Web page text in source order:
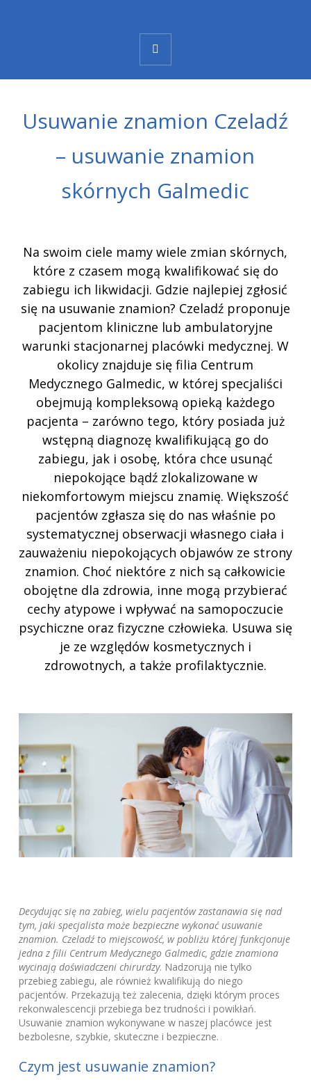
Usuwanie znamion Czeladź
– usuwanie znamion
skórnych Galmedic
Na swoim ciele mamy wiele zmian skórnych,
które z czasem mogą kwalifikować się do
zabiegu ich likwidacji. Gdzie najlepiej zgłosić
się na usuwanie znamion? Czeladź proponuje
pacjentom kliniczne lub ambulatoryjne
warunki stacjonarnej placówki medycznej. W
okolicy znajduje się filia Centrum
Medycznego Galmedic, w której specjaliści
obejmują kompleksową opieką każdego
pacjenta – zarówno tego, który posiada już
wstępną diagnozę kwalifikującą go do
zabiegu, jak i osobę, która chce usunąć
niepokojące bądź zlokalizowane w
niekomfortowym miejscu znamię. Większość
pacjentów zgłasza się do nas właśnie po
systematycznej obserwacji własnego ciała i
zauważeniu niepokojących objawów ze strony
znamion. Choć niektóre z nich są całkowicie
obojętne dla zdrowia, inne mogą przybierać
cechy atypowe i wpływać na samopoczucie
psychiczne oraz fizyczne człowieka. Usuwa się
je ze względów kosmetycznych i
zdrowotnych, a także profilaktycznie.
Decydując się na zabieg, wielu pacjentów zastanawia się nad
tym, jaki specjalista może bezpieczne wykonać usuwanie
znamion. Czeladź to miejscowość, w pobliżu której funkcjonuje
jedna z filii Centrum Medycznego Galmedic, gdzie znamiona
wycinają doświadczeni chirurdzy. Nadzorują nie tylko
przebieg zabiegu, ale również kwalifikują do niego
pacjentów. Przekazują też zalecenia, dzięki którym proces
rekonwalescencji przebiega bez trudności i powikłań.
Usuwanie znamion wykonywane w naszej placówce jest
bezbolesne, szybkie, skuteczne i bezpieczne.
Czym jest usuwanie znamion?